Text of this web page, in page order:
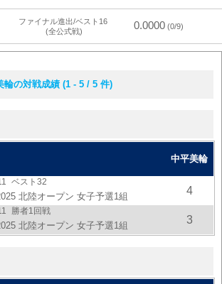
ファイナル進出/ベスト16
(全公式戦)
0.0000 (0/9)
輪の対戦成績 (1 - 5 / 5 件)
中平美輪
ベスト32
北陸オープン 女子予選1組 4
勝者1回戦
北陸オープン 女子予選1組 3